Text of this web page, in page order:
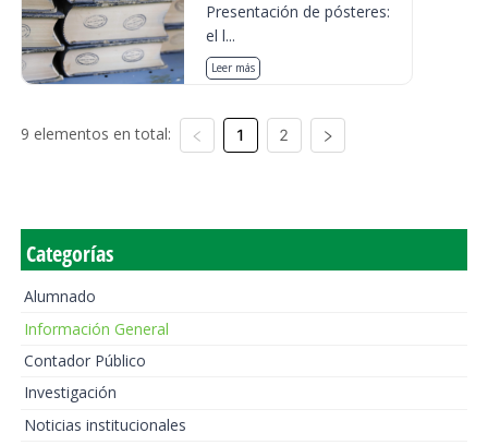
Presentación de pósteres:
el l...
Leer más
9 elementos en total: 1 2
Categorías
Alumnado
Información General
Contador Público
Investigación
Noticias institucionales